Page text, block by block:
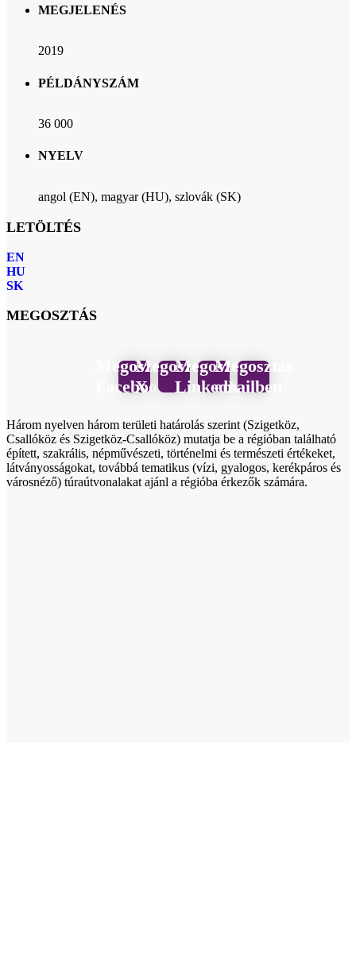
MEGJELENÉS
2019
PÉLDÁNYSZÁM
36 000
NYELV
angol (EN), magyar (HU), szlovák (SK)
LETÖLTÉS
EN
HU
SK
MEGOSZTÁS
Megosztás
Facebook
Megosztás
X
Megosztás
LinkedIn
Megosztás
emailben
Három nyelven három területi határolás szerint (Szigetköz,
Csallóköz és Szigetköz-Csallóköz) mutatja be a régióban található
épített, szakrális, népművészeti, történelmi és természeti értékeket,
látványosságokat, továbbá tematikus (vízi, gyalogos, kerékpáros és
városnéző) túraútvonalakat ajánl a régióba érkezők számára.